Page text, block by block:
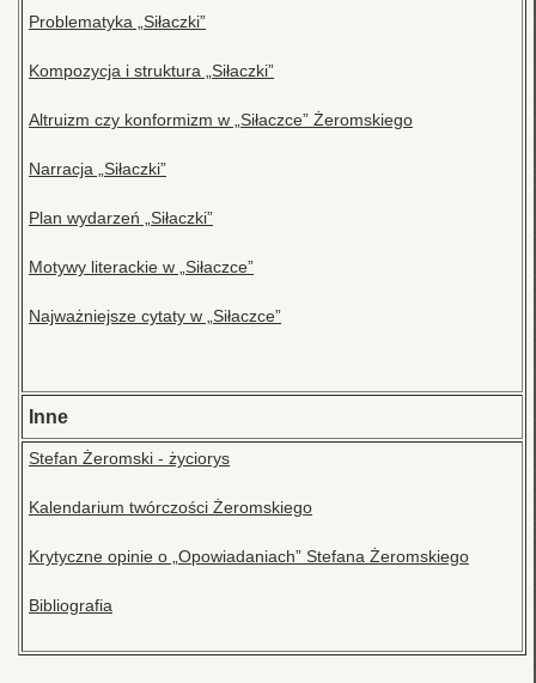
Problematyka „Siłaczki”
Kompozycja i struktura „Siłaczki”
Altruizm czy konformizm w „Siłaczce” Żeromskiego
Narracja „Siłaczki”
Plan wydarzeń „Siłaczki”
Motywy literackie w „Siłaczce”
Najważniejsze cytaty w „Siłaczce”
Inne
Stefan Żeromski - życiorys
Kalendarium twórczości Żeromskiego
Krytyczne opinie o „Opowiadaniach” Stefana Żeromskiego
Bibliografia